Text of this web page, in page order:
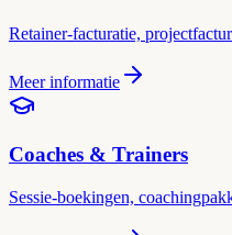
Retainer-facturatie,
Meer informatie
Coaches & Trainers
Sessie-boekingen,